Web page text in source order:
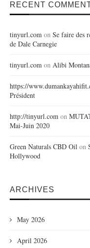
RECENT
tinyurl.com on Se faire des
de Dale Carnegie
tinyurl.com on Alibi
https://
Président
http://tinyurl.com on
Mai-Juin 2020
Green Naturals CBD Oil on
Hollywood
ARCHIVES
May 2026
April 2026